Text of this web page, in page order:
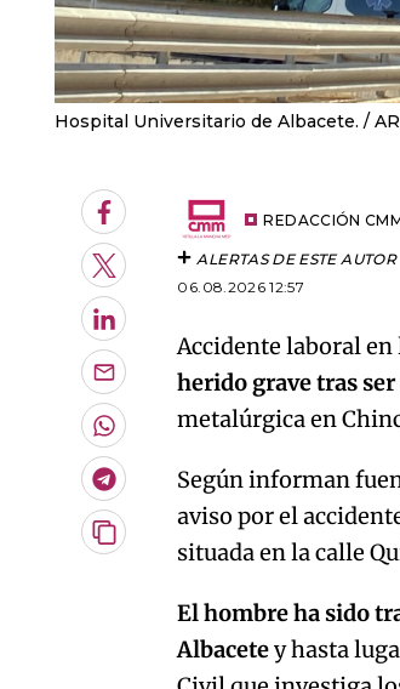
Hospital Universitario de Albacete.
Facebook
Twitter
LinkedIn
Enviar
por
Email
Whatsapp
Telegram
Copiar
artículo
REDACCIÓN
ALERTAS DE ESTE AUTOR
06.08.2026 12:57
Accidente laboral
herido grave tras
metalúrgica en
Según informan
aviso por el
situada en la calle
El hombre ha sido
Albacetey hasta